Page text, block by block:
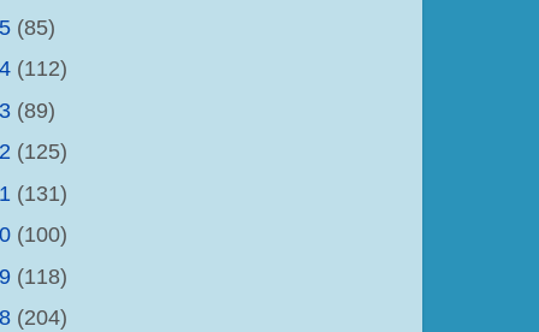
(85)
(112)
(89)
(125)
(131)
(100)
(118)
(204)